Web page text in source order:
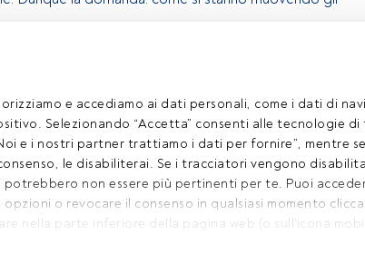
e accediamo ai dati personali, come i dati di
Selezionando “Accetta” consenti alle tecnologie
e i nostri partner trattiamo i dati per fornire”, mentre
le disabiliterai. Se i tracciatori vengono
non essere più pertinenti per te. Puoi
o revocare il consenso in qualsiasi momento
nella parte inferiore della pagina web (o sull'icona
Se non hai ancora un account, ti invitiamo a
i contenuti che FundsPeople ha da offrire.
Accedere a FundsPeople
Chi Siamo